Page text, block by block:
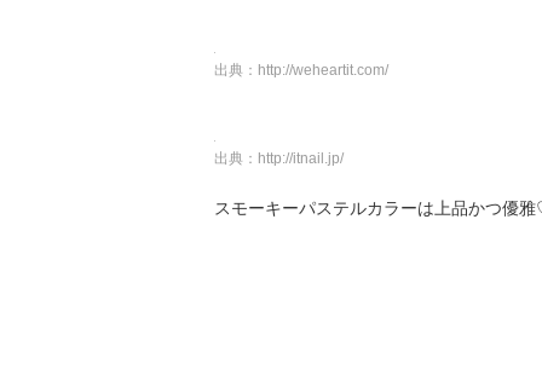
出典： http://weheartit.com/
出典： http://itnail.jp/
スモーキーパステルカラーは上品かつ優